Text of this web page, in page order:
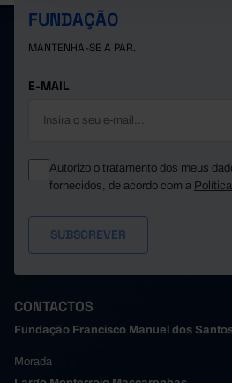
FUNDAÇÃO
MANTENHA-SE A PAR.
E-MAIL
Autorizo o tratamento dos meus
fornecidos, de acordo com a
CONTACTOS
Fundação Francisco Manuel dos
Morada